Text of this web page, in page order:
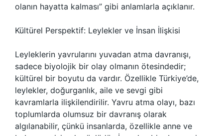
olanın hayatta kalması” gibi anlamlarla açıklanır.
Kültürel Perspektif: Leylekler ve İnsan İlişkisi
Leyleklerin yavrularını yuvadan atma davranışı,
sadece biyolojik bir olay olmanın ötesindedir;
kültürel bir boyutu da vardır. Özellikle Türkiye’de,
leylekler, doğurganlık, aile ve sevgi gibi
kavramlarla ilişkilendirilir. Yavru atma olayı, bazı
toplumlarda olumsuz bir davranış olarak
algılanabilir, çünkü insanlarda, özellikle anne ve